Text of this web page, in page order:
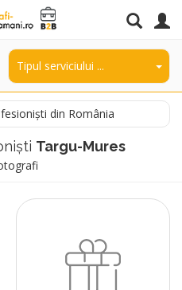
din România
Targu-Mures